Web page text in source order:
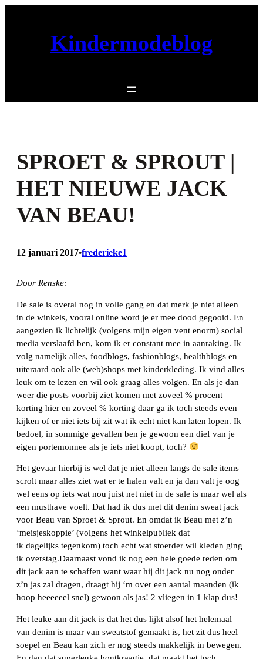
Kindermodeblog
SPROET & SPROUT |
HET NIEUWE JACK
VAN BEAU!
12 januari 2017•frederieke1
Door Renske:
De sale is overal nog in volle gang en dat merk je niet alleen
in de winkels, vooral online word je er mee dood gegooid. En
aangezien ik lichtelijk (volgens mijn eigen vent enorm) social
media verslaafd ben, kom ik er constant mee in aanraking. Ik
volg namelijk alles, foodblogs, fashionblogs, healthblogs en
uiteraard ook alle (web)shops met kinderkleding. Ik vind alles
leuk om te lezen en wil ook graag alles volgen. En als je dan
weer die posts voorbij ziet komen met zoveel % procent
korting hier en zoveel % korting daar ga ik toch steeds even
kijken of er niet iets bij zit wat ik echt niet kan laten lopen. Ik
bedoel, in sommige gevallen ben je gewoon een dief van je
eigen portemonnee als je iets niet koopt, toch?
Het gevaar hierbij is wel dat je niet alleen langs de sale items
scrolt maar alles ziet wat er te halen valt en ja dan valt je oog
wel eens op iets wat nou juist net niet in de sale is maar wel als
een musthave voelt. Dat had ik dus met dit denim sweat jack
voor Beau van Sproet & Sprout. En omdat ik Beau met z’n
‘meisjeskoppie’ (volgens het winkelpubliek dat
ik dagelijks tegenkom) toch echt wat stoerder wil kleden ging
ik overstag.Daarnaast vond ik nog een hele goede reden om
dit jack aan te schaffen want waar hij dit jack nu nog onder
z’n jas zal dragen, draagt hij ‘m over een aantal maanden (ik
hoop heeeeeel snel) gewoon als jas! 2 vliegen in 1 klap dus!
Het leuke aan dit jack is dat het dus lijkt alsof het helemaal
van denim is maar van sweatstof gemaakt is, het zit dus heel
soepel en Beau kan zich er nog steeds makkelijk in bewegen.